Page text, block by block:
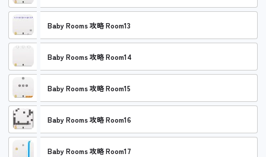
Baby Rooms 攻略 Room13
Baby Rooms 攻略 Room14
Baby Rooms 攻略 Room15
Baby Rooms 攻略 Room16
Baby Rooms 攻略 Room17